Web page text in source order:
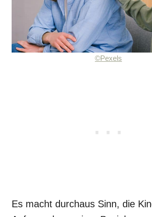
©Pexels
Es macht durchaus Sinn, die